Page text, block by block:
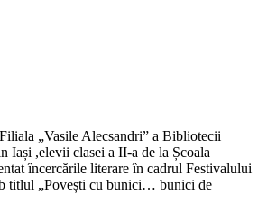
„Vasile Alecsandri” a Bibliotecii
Iași ,elevii clasei a II-a de la Școala
încercările literare în cadrul Festivalului
titlul „Povești cu bunici… bunici de